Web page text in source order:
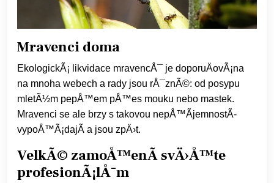
Mravenci doma
EkologickÃ¡ likvidace mravencÅ¯ je doporuÄovÃ¡na
na mnoha webech a rady jsou rÅ¯znÃ©: od posypu
mletÃ½m pepÅ™em pÅ™es mouku nebo mastek.
Mravenci se ale brzy s takovou nepÅ™Ã­jemnostÃ­
vypoÅ™Ã¡dajÃ­ a jsou zpÄ›t.
VelkÃ© zamoÅ™enÃ­ svÄ›Å™te
profesionÃ¡lÅ¯m